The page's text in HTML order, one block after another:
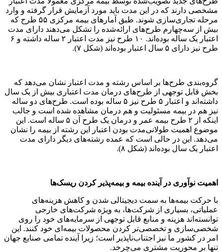
مشخصی دارند که در این مدت باید مورد آزمایش قرار گرفته و وارد
مرحله تجاری‌سازی شوند. طبق آمارهای بیمه مرکزی ۵۵ طرح که
بیش از سه‌چهارم طرح‌های ارائه‌شده را تشکل می‌دهند دارای مدت
اعتبار یک ساله بوده‌اند. ۱۰ طرح نیز مدت اعتبار ۲ ساله داشته و ۶
طرح نیز دارای ۵ سال اعتبار بوده‌اند (شکل ۷).
گروه‌بندی طرح‌ها بر اساس رشته و مدت اعتبار نشان می‌دهد که
بخش قابل توجهی از طرح‌های درمان مدت اعتباری بیش از یک سال
داشته‌اند و اعتبار ۵ طرح نیز ۵ ساله بوده است. طرح‌های دو ساله
نیز هم در بیمه مسئولیت و هم درمان مشاهده شده است و جالب
اینکه از ۲ طرح بیمه عمر و درمان یک طرح آن ۵ ساله است. این
موضوع اهمیت طولانی‌مدت بودن اعتبار این رشته از بیمه را نشان
می‌دهد. این در حالی است که عمده رشته‌های دیگر دارای مدت
اعتبار یک سال بوده‌اند (شکل ۸).
اهمیت نوآوری در آینده بیمه و بیمه‌پذیر کردن ریسک‌ها
با حرکت بیمه‌ها به سمت دیجیتالی شدن و کاهش هزینه‌های
عملیاتی، بسیاری از شرکت‌ها، به ویژه شرکت‌های خارجی
توانسته‌اند هزینه و منابع قابل توجهی از سرمایه‌های خود را روی
شخصی‌سازی و تخصصی‌تر کردن محصولات بیمه‌ای خود کنند. این
امر در کشور ما نیز اجتناب‌ناپذیر است؛ زیرا آینده تمامی صنایع جهان
تنها بر محوریت مشتری می‌چرخد.